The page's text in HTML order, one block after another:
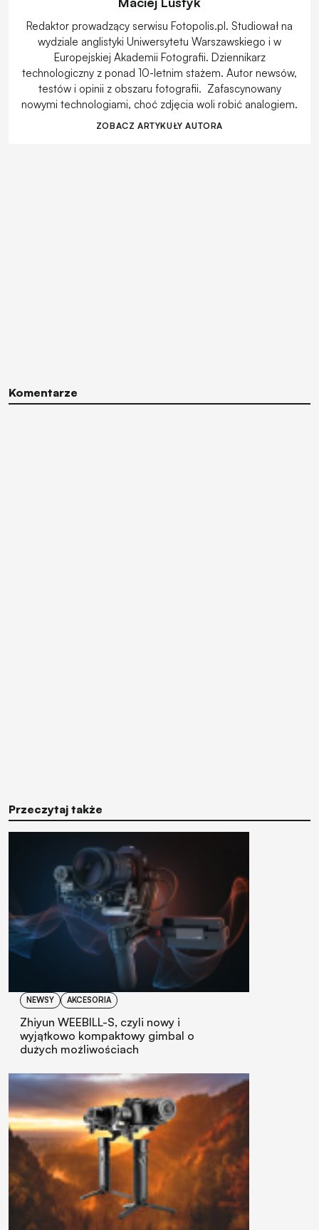
Redaktor prowadzący serwisu Fotopolis.pl. Studiował na
wydziale anglistyki Uniwersytetu Warszawskiego i w
Europejskiej Akademii Fotografii. Dziennikarz
technologiczny z ponad 10-letnim stażem. Autor newsów,
testów i opinii z obszaru fotografii. Zafascynowany
nowymi technologiami, choć zdjęcia woli robić analogiem.
ZOBACZ ARTYKUŁY AUTORA
Komentarze
Przeczytaj także
NEWSY AKCESORIA
Zhiyun WEEBILL-S, czyli nowy i
wyjątkowo kompaktowy gimbal o
dużych możliwościach